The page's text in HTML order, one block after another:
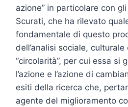
azione” in particolare con
Scurati, che ha rilevato
fondamentale di questo
dell’analisi sociale,
“circolarità”, per cui essa si
l’azione e l’azione di
esiti della ricerca che,
agente del miglioramento